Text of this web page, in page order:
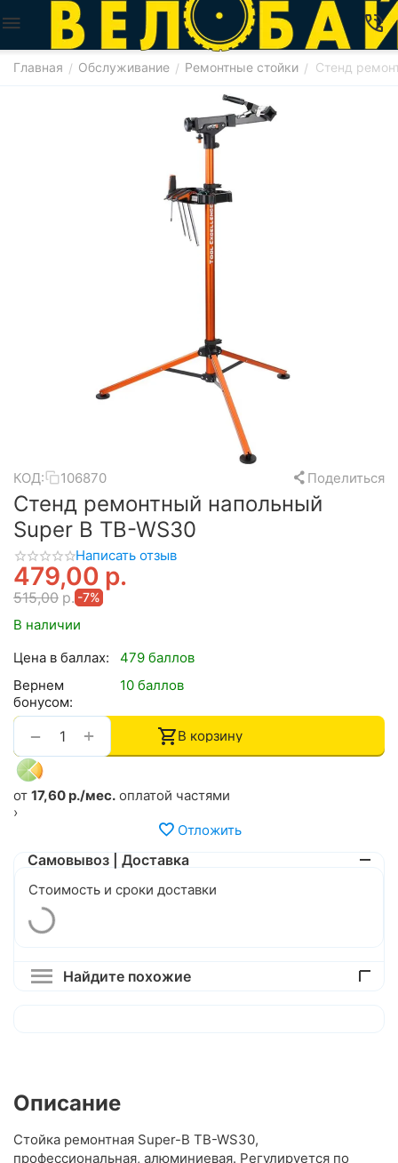
Главная / Обслуживание / Ремонтные стойки / Стенд
КОД: 106870 Поделиться
Стенд ремонтный напольный
Super B TB-WS30
Написать отзыв
479,00 р.
515,00 р. -7%
В наличии
Цена в баллах:
479 баллов
Вернем
бонусом:
10 баллов
+
− В корзину
от 17,60 р./мес. оплатой частями
›
Отложить
Самовывоз | Доставка
Стоимость и сроки доставки
Найдите похожие
Описание
Стойка ремонтная Super-B TB-WS30,
профессиональная, алюминиевая. Регулируется по